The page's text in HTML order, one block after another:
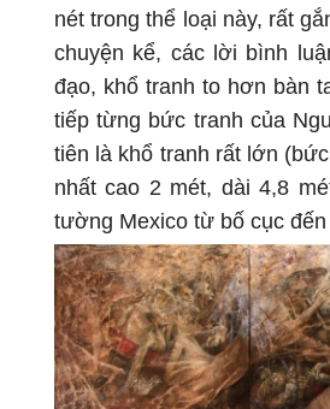
nét trong thể loại này, rất
chuyện kể, các lời bình
đạo, khổ tranh to hơn bàn
tiếp từng bức tranh của
tiên là khổ tranh rất lớn
nhất cao 2 mét, dài 4,8
tường Mexico từ bố cục